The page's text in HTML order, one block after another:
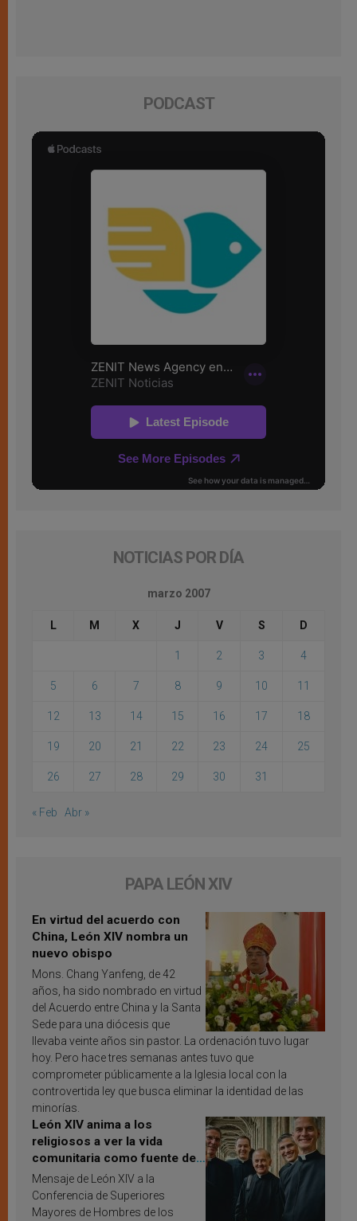
PODCAST
NOTICIAS POR DÍA
marzo 2007
L M X J V S D
1 2 3 4
5 6 7 8 9 10 11
12 13 14 15 16 17 18
19 20 21 22 23 24 25
26 27 28 29 30 31
« Feb Abr »
PAPA LEÓN XIV
En virtud del acuerdo con
China, León XIV nombra un
nuevo obispo
Mons. Chang Yanfeng, de 42
años, ha sido nombrado en virtud
del Acuerdo entre China y la Santa
Sede para una diócesis que
llevaba veinte años sin pastor. La ordenación tuvo lugar
hoy. Pero hace tres semanas antes tuvo que
comprometer públicamente a la Iglesia local con la
controvertida ley que busca eliminar la identidad de las
minorías.
León XIV anima a los
religiosos a ver la vida
comunitaria como fuente de
inspiración y santificación
Mensaje de León XIV a la
Conferencia de Superiores
Mayores de Hombres de los